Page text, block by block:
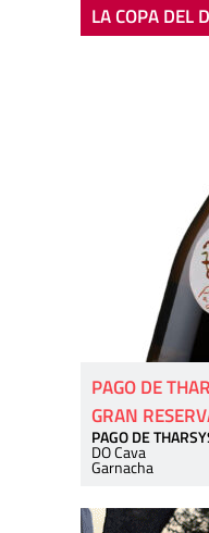
LA COPA DEL
PAGO DE
GRAN
PAGO DE
DO Cava
Garnacha